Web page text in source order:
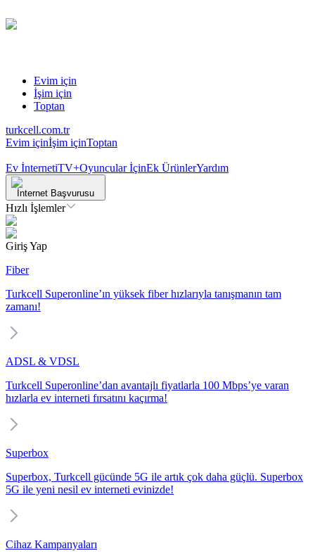
Evim için
İşim için
Toptan
turkcell.com.tr
Evim içinİşim içinToptan
Ev İnternetiTV+Oyuncular İçinEk ÜrünlerYardım
İnternet Başvurusu
Hızlı İşlemler
Giriş Yap
Fiber
Turkcell Superonline’ın yüksek fiber hızlarıyla tanışmanın tam
zamanı!
ADSL & VDSL
Turkcell Superonline’dan avantajlı fiyatlarla 100 Mbps’ye varan
hızlarla ev interneti fırsatını kaçırma!
Superbox
Superbox, Turkcell gücünde 5G ile artık çok daha güçlü. Superbox
5G ile yeni nesil ev interneti evinizde!
Cihaz Kampanyaları